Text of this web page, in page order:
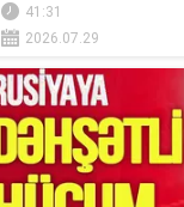
41:31
2026.07.29